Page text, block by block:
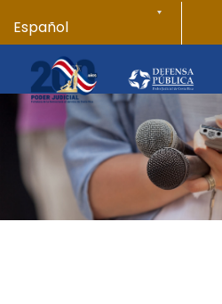
Este
cuenta
con
un
sistema
de
accesibilidad.